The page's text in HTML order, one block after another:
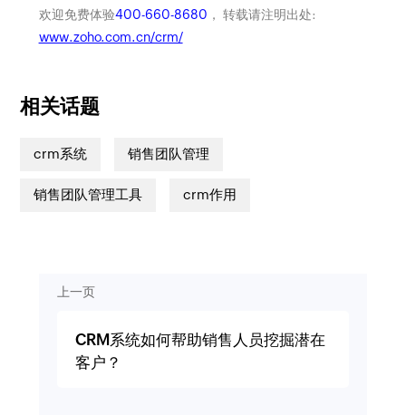
欢迎免费体验400-660-8680 ， 转载请注明出处:
www.zoho.com.cn/crm/
相关话题
crm系统 销售团队管理
销售团队管理工具 crm作用
上一页
CRM系统如何帮助销售人员挖掘潜在
客户？